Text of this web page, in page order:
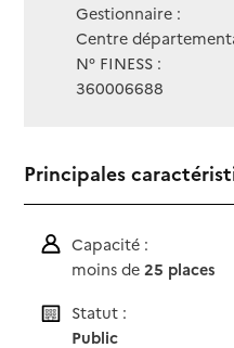
Gestionnaire :
Centre
N° FINESS :
360006688
Principales
Capacité :
moins de25 places
Statut :
Public